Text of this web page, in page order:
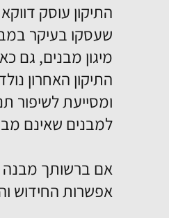
התיקון עוסק
שעסקו בעיקר
מיגון מבנים, גם
ומסייעת לשיפור
למבנים שאינם
אם ברשותך מבנה
אפשרות החידוש